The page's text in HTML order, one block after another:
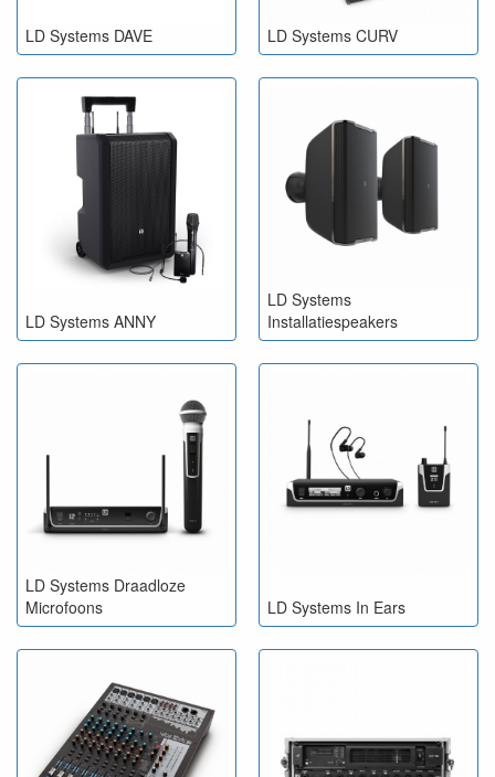
LD Systems DAVE LD Systems CURV
LD Systems ANNY
LD Systems
Installatiespeakers
LD Systems Draadloze
Microfoons
LD Systems In Ears